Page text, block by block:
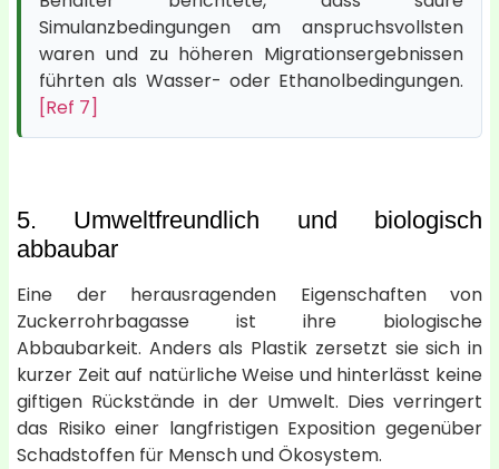
Simulanzbedingungen am anspruchsvollsten
waren und zu höheren Migrationsergebnissen
führten als Wasser- oder Ethanolbedingungen.
[Ref 7]
5. Umweltfreundlich und biologisch
abbaubar
Eine der herausragenden Eigenschaften von
Zuckerrohrbagasse ist ihre biologische
Abbaubarkeit. Anders als Plastik zersetzt sie sich in
kurzer Zeit auf natürliche Weise und hinterlässt keine
giftigen Rückstände in der Umwelt. Dies verringert
das Risiko einer langfristigen Exposition gegenüber
Schadstoffen für Mensch und Ökosystem.